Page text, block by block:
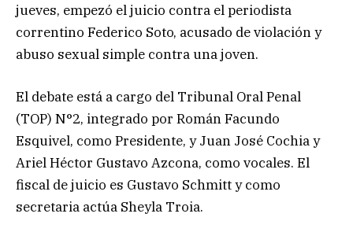
jueves, empezó el juicio contra el periodista
correntino Federico Soto, acusado de violación y
abuso sexual simple contra una joven.
El debate está a cargo del Tribunal Oral Penal
(TOP) N°2, integrado por Román Facundo
Esquivel, como Presidente, y Juan José Cochia y
Ariel Héctor Gustavo Azcona, como vocales. El
fiscal de juicio es Gustavo Schmitt y como
secretaria actúa Sheyla Troia.